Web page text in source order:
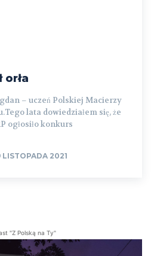
orła
– uczeń Polskiej Macierzy
lata dowiedziałem się, że
ogłosiło konkurs
LISTOPADA 2021
"Z Polską na Ty"